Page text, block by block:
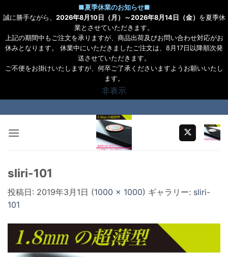
■夏季休業のお知らせ■
誠に勝手ながら、 2026年8月10日（月）～2026年8月14日（金） を夏季休
業とさせていただきます。
上記の期間中もご注文を承りますが、商品出荷及びお問い合わせ対応がお
休みとなります。 休業中にいただきましたご注文は、8月17日以降順次発
送させていただきます。
ご不便をお掛けいたしますが、何卒ご了承くださいますようお願いいたし
ます。
非表示
to
content
sliri-101
投稿日: 2019年3月1日 (1000 × 1000) ギャラリー: sliri-
101